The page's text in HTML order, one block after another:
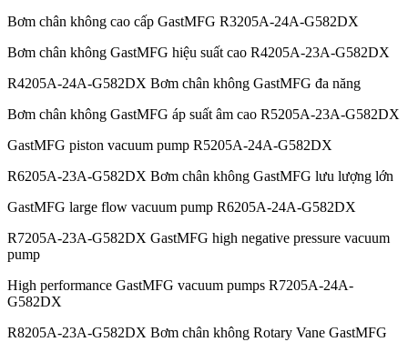
Bơm chân không cao cấp GastMFG R3205A-24A-G582DX
Bơm chân không GastMFG hiệu suất cao R4205A-23A-G582DX
R4205A-24A-G582DX Bơm chân không GastMFG đa năng
Bơm chân không GastMFG áp suất âm cao R5205A-23A-G582DX
GastMFG piston vacuum pump R5205A-24A-G582DX
R6205A-23A-G582DX Bơm chân không GastMFG lưu lượng lớn
GastMFG large flow vacuum pump R6205A-24A-G582DX
R7205A-23A-G582DX GastMFG high negative pressure vacuum
pump
High performance GastMFG vacuum pumps R7205A-24A-
G582DX
R8205A-23A-G582DX Bơm chân không Rotary Vane GastMFG